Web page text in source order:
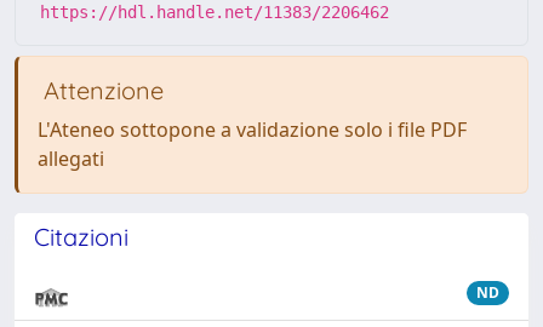
https://hdl.handle.net/11383/2206462
Attenzione
L'Ateneo sottopone a validazione solo i file PDF
allegati
Citazioni
ND